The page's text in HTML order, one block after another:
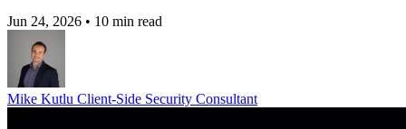
Jun 24, 2026 • 10 min read
Mike Kutlu Client-Side Security Consultant